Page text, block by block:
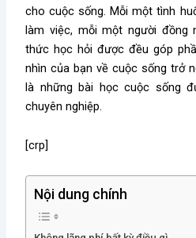
cho cuộc sống. Mỗi một tình
làm việc, mỗi một người đồng
thức học hỏi được đều góp
nhìn của bạn về cuộc sống trở
là những bài học cuộc sống
chuyên nghiệp.
[crp]
Nội dung chính